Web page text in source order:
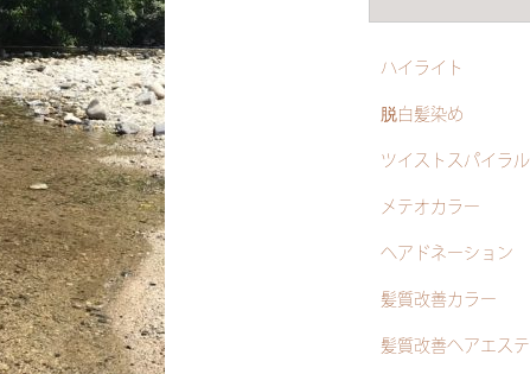
ハイライト
脱白髪染め
ツイストスパイラル
メテオカラー
ヘアドネーション
髪質改善カラー
髪質改善ヘアエステ